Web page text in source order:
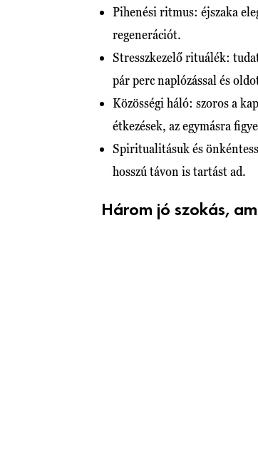
Pihenési ritmus: éjszaka
regenerációt.
Stresszkezelő rituálék:
pár perc naplózással és
Közösségi háló: szoros a
étkezések, az egymásra
Spiritualitásuk és
hosszú távon is tartást ad.
Három jó szokás,